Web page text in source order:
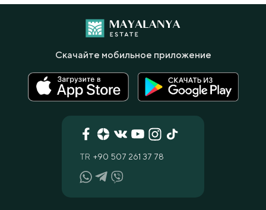
TR +90 507 261 37 78
Скачайте мобильное приложение